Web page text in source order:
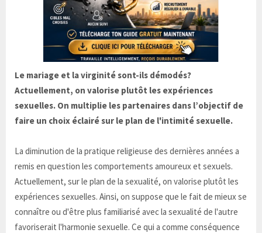
Le mariage et la virginité sont-ils démodés?
Actuellement, on valorise plutôt les expériences
sexuelles. On multiplie les partenaires dans l’objectif de
faire un choix éclairé sur le plan de l'intimité sexuelle.
La diminution de la pratique religieuse des dernières années a
remis en question les comportements amoureux et sexuels.
Actuellement, sur le plan de la sexualité, on valorise plutôt les
expériences sexuelles. Ainsi, on suppose que le fait de mieux se
connaître ou d'être plus familiarisé avec la sexualité de l'autre
favoriserait l'harmonie sexuelle. Ce qui a comme conséquence